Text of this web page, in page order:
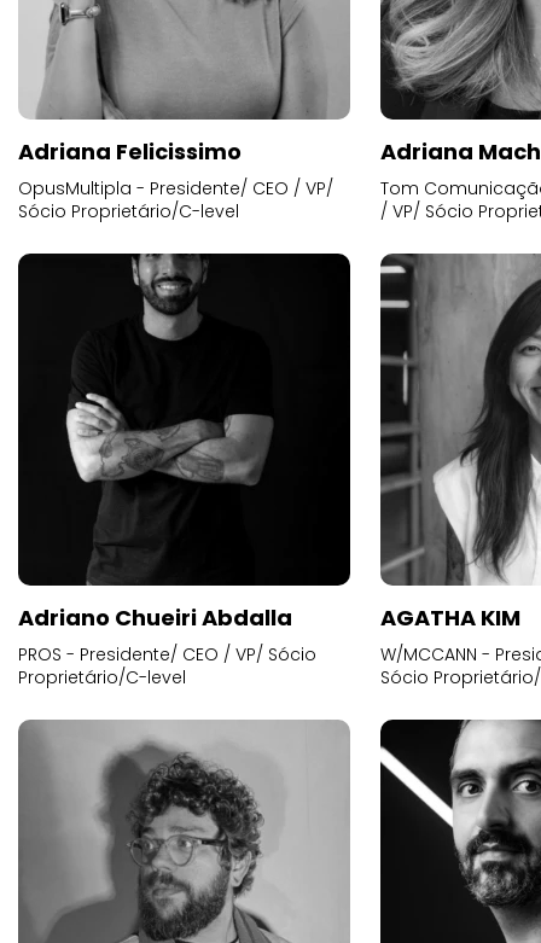
Adriana Felicissimo
OpusMultipla - Presidente/ CEO / VP/
Sócio Proprietário/C-level
Adriana
Tom
/ VP/ Sócio
Adriano Chueiri Abdalla
PROS - Presidente/ CEO / VP/ Sócio
Proprietário/C-level
AGATHA KIM
W/MCCANN -
Sócio